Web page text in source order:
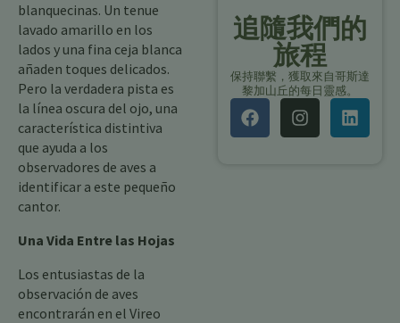
blanquecinas. Un tenue
lavado amarillo en los
lados y una fina ceja blanca
añaden toques delicados.
Pero la verdadera pista es
la línea oscura del ojo, una
característica distintiva
que ayuda a los
observadores de aves a
identificar a este pequeño
cantor.
Una Vida Entre las Hojas
Los entusiastas de la
observación de aves
encontrarán en el Vireo
追隨我們的
旅程
保持聯繫，獲取來自哥斯達
黎加山丘的每日靈感。